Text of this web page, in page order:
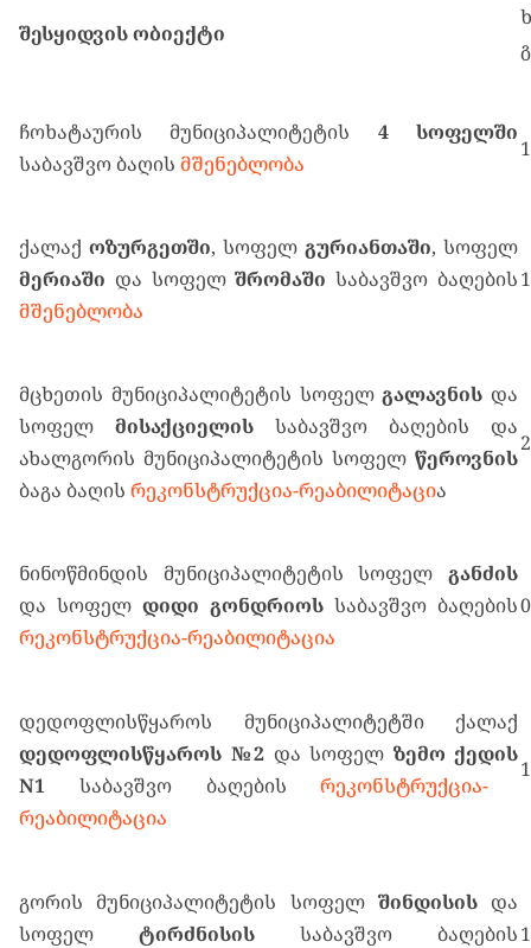
შესყიდვის ობიექტი
ჩოხატაურის მუნიციპალიტეტის 4სოფელში
საბავშვო ბაღის მშენებლობა
ქალაქ ოზურგეთში, სოფელ გურიანთაში, სოფელ
მერიაში და სოფელშრომაში საბავშვო ბაღების
მშენებლობა
მცხეთის მუნიციპალიტეტის სოფელგალავნის და
სოფელ მისაქციელის საბავშვო ბაღების და
ახალგორის მუნიციპალიტეტის სოფელ წეროვნის
ბაგა ბაღის რეკონსტრუქცია-რეაბილიტაცია
ნინოწმინდის მუნიციპალიტეტის სოფელ განძის
და სოფელ დიდი გონდრიოს საბავშვო ბაღების
რეკონსტრუქცია-რეაბილიტაცია
დედოფლისწყაროს მუნიციპალიტეტში ქალაქ
დედოფლისწყაროს №2 და სოფელ ზემო ქედის
N1 საბავშვო ბაღებისრეკონსტრუქცია-
რეაბილიტაცია
გორის მუნიციპალიტეტის სოფელ შინდისისდა
სოფელ ტირძნისის საბავშვო ბაღების